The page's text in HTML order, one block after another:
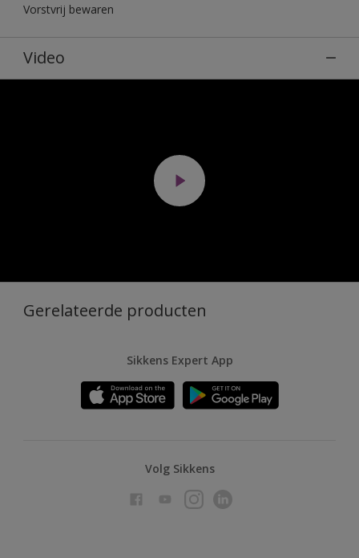
Vorstvrij bewaren
Video
Gerelateerde producten
Sikkens Expert App
Volg Sikkens